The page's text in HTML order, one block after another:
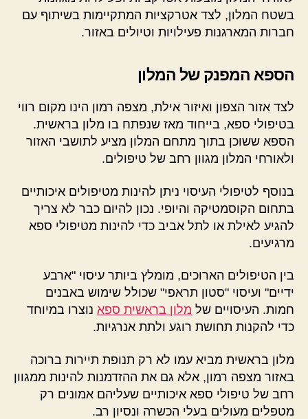
בשטח המלון, לצד אטרקציות המתקיימות בשיתוף עם
חברות המארגנות פעילויות וטיולים באזור.
הספא המפנק של המלון
לצד אזור הצפון ואיזור אילת, מצפה רמון הינו מקום רווי
בטיפולי ספא, בייחוד מאז שנפתח בו מלון בראשית.
הספא ששוכן בתוך מתחם המלון מציע לתושבי האזור
ולאורחי המלון מגוון רחב של טיפולים.
בנוסף לטיפולי העיסוי ניתן להינות מטיפולים איכותיים
בתחום הקוסמטיקה והיופי. נכון להיום כבר לא צריך
להגיע לאילת או לתל אביב כדי להינות מטיפולי ספא
מרגיעים.
בין הטיפולים הארוכים, מומלץ ביותר עיסוי "ארבע
ידיים" ועיסוי "סטון תראפי" שכולל שימוש באבנים
חמות. העיסויים של מלון בראשית ספא נוצרו במיוחד
כדי להקנות תחושת רוגע ולתת אנרגיות.
מלון בראשית מביא עמו לא רק תנופת תיירות ברוכה
באזור מצפה רמון, אלא גם את ההזדמנות להינות ממגוון
רחב של טיפולי ספא איכותיים שעליהם אמונים רק
מטפלים מעולים בעלי הכשרה ונסיון רב.